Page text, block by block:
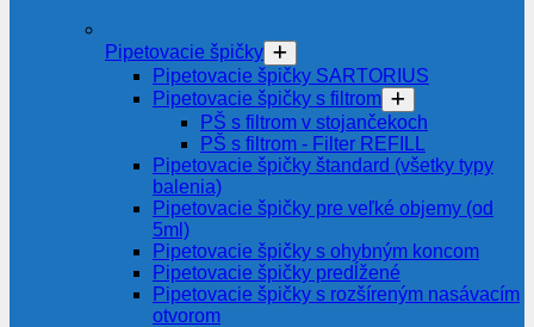
Pipetovacie špičky
Pipetovacie špičky SARTORIUS
Pipetovacie špičky s filtrom
PŠ s filtrom v stojančekoch
PŠ s filtrom - Filter REFILL
Pipetovacie špičky štandard (všetky typy
balenia)
Pipetovacie špičky pre veľké objemy (od
5ml)
Pipetovacie špičky s ohybným koncom
Pipetovacie špičky predĺžené
Pipetovacie špičky s rozšíreným nasávacím
otvorom